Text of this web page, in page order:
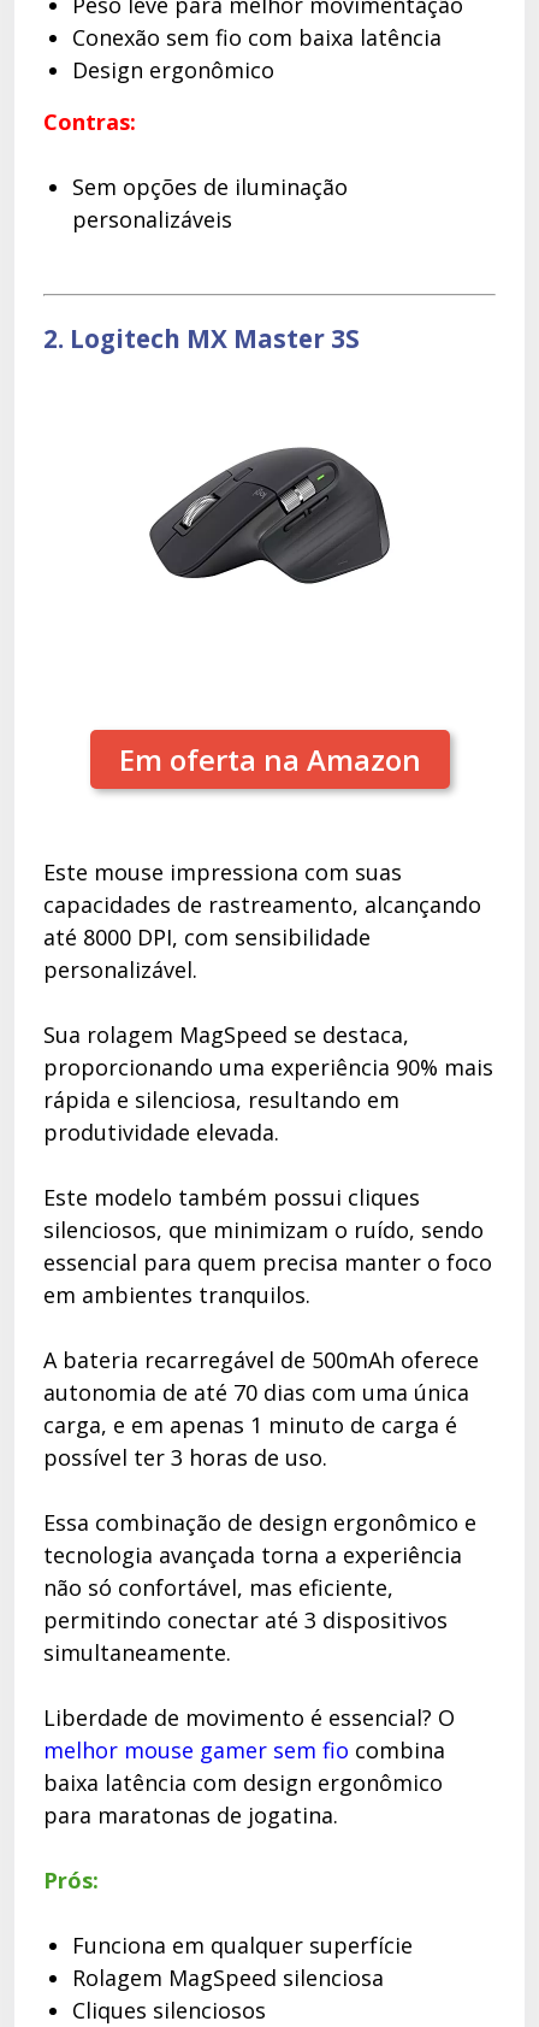
Conexão sem fio com baixa latência
Design ergonômico
Contras:
Sem opções de iluminação
personalizáveis
2. Logitech MX Master 3S
Em oferta na Amazon
Este mouse impressiona com suas
capacidades de rastreamento, alcançando
até 8000 DPI, com sensibilidade
personalizável.
Sua rolagem MagSpeed se destaca,
proporcionando uma experiência 90% mais
rápida e silenciosa, resultando em
produtividade elevada.
Este modelo também possui cliques
silenciosos, que minimizam o ruído, sendo
essencial para quem precisa manter o foco
em ambientes tranquilos.
A bateria recarregável de 500mAh oferece
autonomia de até 70 dias com uma única
carga, e em apenas 1 minuto de carga é
possível ter 3 horas de uso.
Essa combinação de design ergonômico e
tecnologia avançada torna a experiência
não só confortável, mas eficiente,
permitindo conectar até 3 dispositivos
simultaneamente.
Liberdade de movimento é essencial? O
melhor mouse gamer sem fio combina
baixa latência com design ergonômico
para maratonas de jogatina.
Prós:
Funciona em qualquer superfície
Rolagem MagSpeed silenciosa
Cliques silenciosos